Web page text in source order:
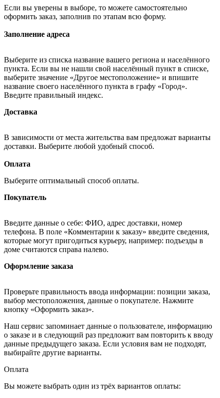
Если вы уверены в выборе, то можете самостоятельно
оформить заказ, заполнив по этапам всю форму.
Заполнение адреса
Выберите из списка название вашего региона и населённого
пункта. Если вы не нашли свой населённый пункт в списке,
выберите значение «Другое местоположение» и впишите
название своего населённого пункта в графу «Город».
Введите правильный индекс.
Доставка
В зависимости от места жительства вам предложат варианты
доставки. Выберите любой удобный способ.
Оплата
Выберите оптимальный способ оплаты.
Покупатель
Введите данные о себе: ФИО, адрес доставки, номер
телефона. В поле «Комментарии к заказу» введите сведения,
которые могут пригодиться курьеру, например: подъезды в
доме считаются справа налево.
Оформление заказа
Проверьте правильность ввода информации: позиции заказа,
выбор местоположения, данные о покупателе. Нажмите
кнопку «Оформить заказ».
Наш сервис запоминает данные о пользователе, информацию
о заказе и в следующий раз предложит вам повторить к вводу
данные предыдущего заказа. Если условия вам не подходят,
выбирайте другие варианты.
Оплата
Вы можете выбрать один из трёх вариантов оплаты: